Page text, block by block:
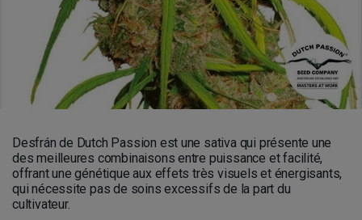
Desfrán de Dutch Passion est une sativa qui présente une
des meilleures combinaisons entre puissance et facilité,
offrant une génétique aux effets très visuels et énergisants,
qui nécessite pas de soins excessifs de la part du
cultivateur.